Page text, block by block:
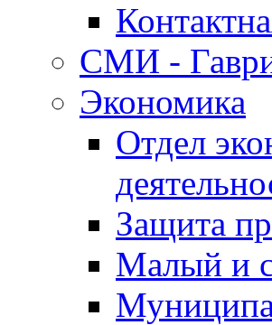
СМИ -
Экономика
Отдел
Защита
Малый и